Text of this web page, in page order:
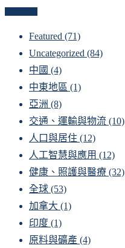
Featured (71)
Uncategorized (84)
中國 (4)
中東地區 (1)
亞洲 (8)
交通、運輸與物流 (10)
人口與居住 (12)
人工智慧與應用 (12)
健康、照護與醫療 (32)
全球 (53)
加拿大 (1)
印度 (1)
原料與礦產 (4)